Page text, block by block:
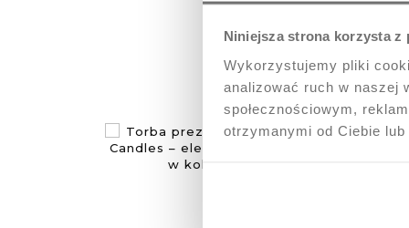
Niniejsza strona korzysta z
Wykorzystujemy pliki
analizować ruch w naszej
społecznościowym,
otrzymanymi od Ciebie